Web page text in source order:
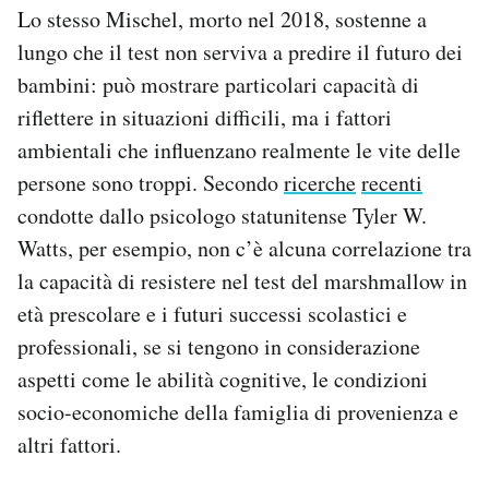
Lo stesso Mischel, morto nel 2018, sostenne a
lungo che il test non serviva a predire il futuro dei
bambini: può mostrare particolari capacità di
riflettere in situazioni difficili, ma i fattori
ambientali che influenzano realmente le vite delle
persone sono troppi. Secondoricercherecenti
condotte dallo psicologo statunitense Tyler W.
Watts, per esempio, non c’è alcuna correlazione tra
la capacità di resistere nel test del marshmallow in
età prescolare e i futuri successi scolastici e
professionali, se si tengono in considerazione
aspetti come le abilità cognitive, le condizioni
socio-economiche della famiglia di provenienza e
altri fattori.